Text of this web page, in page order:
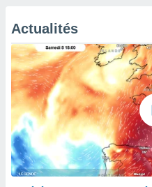
Actualités